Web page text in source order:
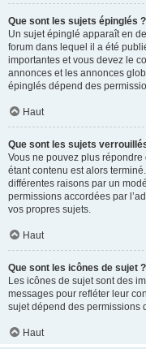
Que sont les sujets épinglés ?
Un sujet épinglé apparaît en
forum dans lequel il a été
importantes et vous devez le
annonces et les annonces
épinglés dépend des
Haut
Que sont les sujets
Vous ne pouvez plus
étant contenu est alors
différentes raisons par un
permissions accordées par
vos propres sujets.
Haut
Que sont les icônes de sujet ?
Les icônes de sujet sont des
messages pour refléter leur
sujet dépend des permissions
Haut